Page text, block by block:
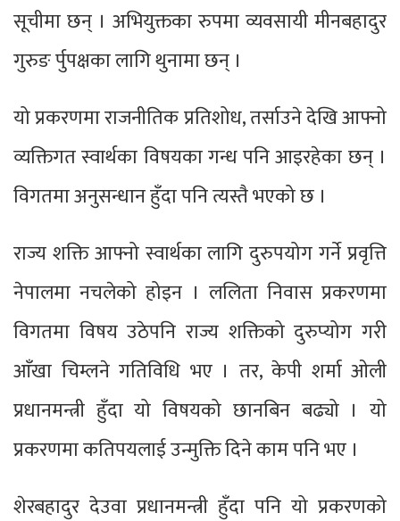
सूचीमा छन् । अभियुक्तका रुपमा व्यवसायी मीनबहादुर
गुरुङ र्पुपक्षका लागि थुनामा छन् ।
यो प्रकरणमा राजनीतिक प्रतिशोध, तर्साउने देखि आफ्नो
व्यक्तिगत स्वार्थका विषयका गन्ध पनि आइरहेका छन् ।
विगतमा अनुसन्धान हुँदा पनि त्यस्तै भएको छ ।
राज्य शक्ति आफ्नो स्वार्थका लागि दुरुपयोग गर्ने प्रवृत्ति
नेपालमा नचलेको होइन । ललिता निवास प्रकरणमा
विगतमा विषय उठेपनि राज्य शक्तिको दुरुप्योग गरी
आँखा चिम्लने गतिविधि भए । तर, केपी शर्मा ओली
प्रधानमन्त्री हुँदा यो विषयको छानबिन बढ्यो । यो
प्रकरणमा कतिपयलाई उन्मुक्ति दिने काम पनि भए ।
शेरबहादुर देउवा प्रधानमन्त्री हुँदा पनि यो प्रकरणको